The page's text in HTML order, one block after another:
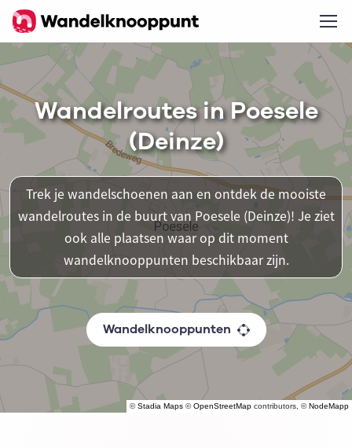
©Stadia Maps ©OpenStreetMap contributors, ©NodeMapp
Wandelroutes in Poesele
(Deinze)
Trek je wandelschoenen aan en ontdek de mooiste
wandelroutes in de buurt van Poesele (Deinze)! Je ziet
ook alle plaatsen waar op dit moment
wandelknooppunten beschikbaar zijn.
Wandelknooppunten